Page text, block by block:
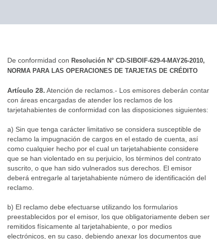
De conformidad con Resolución N° CD-SIBOIF-629-4-MAY26-2010,
NORMA PARA LAS OPERACIONES DE TARJETAS DE CRÉDITO
Artículo 28. Atención de reclamos.- Los emisores deberán contar
con áreas encargadas de atender los reclamos de los
tarjetahabientes de conformidad con las disposiciones siguientes:
a) Sin que tenga carácter limitativo se considera susceptible de
reclamo la impugnación de cargos en el estado de cuenta, así
como cualquier hecho por el cual un tarjetahabiente considere
que se han violentado en su perjuicio, los términos del contrato
suscrito, o que han sido vulnerados sus derechos. El emisor
deberá entregarle al tarjetahabiente número de identificación del
reclamo.
b) El reclamo debe efectuarse utilizando los formularios
preestablecidos por el emisor, los que obligatoriamente deben ser
remitidos físicamente al tarjetahabiente, o por medios
electrónicos, en su caso, debiendo anexar los documentos que